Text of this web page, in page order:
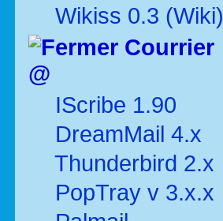
Wikiss 0.3 (Wiki)
Courrier
@
IScribe 1.90
DreamMail 4.x
Thunderbird 2.x
PopTray v 3.x.x